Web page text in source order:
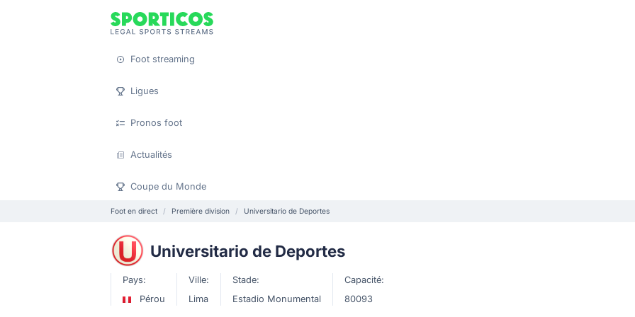
Foot streaming
Ligues
Pronos foot
Actualités
Coupe du Monde
Foot en direct Première division Universitario de Deportes
Universitario de Deportes
Pays:
Pérou
Ville:
Lima
Stade:
Estadio Monumental
Capacité:
80093